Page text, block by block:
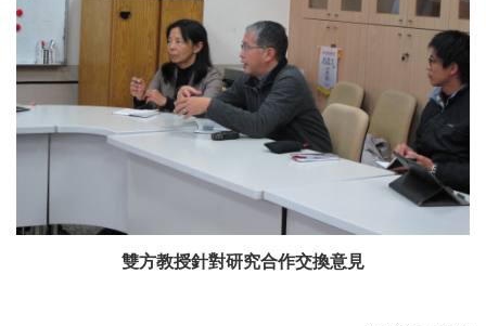
雙方教授針對研究合作交換意見